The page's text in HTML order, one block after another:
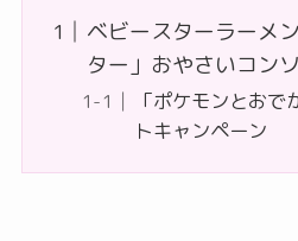
ベビースターラーメ
ター」おやさいコン
「ポケモンとお
トキャンペーン